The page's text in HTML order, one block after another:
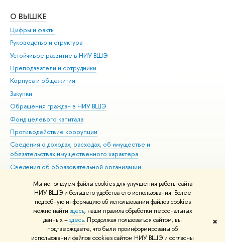
Мы используем файлы cookies для улучшения работы сайта
НИУ ВШЭ и большего удобства его использования. Более
подробную информацию об использовании файлов cookies
можно найти здесь, наши правила обработки персональных
данных –здесь. Продолжая пользоваться сайтом, вы
подтверждаете, что были проинформированы об
использовании файлов cookies сайтом НИУ ВШЭ и согласны
✖
О ВЫШКЕ
Цифры и факты
Руководство и структура
Устойчивое развитие в НИУ ВШЭ
Преподаватели и сотрудники
Корпуса и общежития
Закупки
Обращения граждан в НИУ ВШЭ
Фонд целевого капитала
Противодействие коррупции
Сведения о доходах, расходах, об имуществе и
обязательствах имущественного характера
Сведения об образовательной организации
Людям с ограниченными возможностями здоровья
Единая платежная страница
Работа в Вышке
© НИУ ВШЭ 1993–2026 Адреса и контакты Условия использования